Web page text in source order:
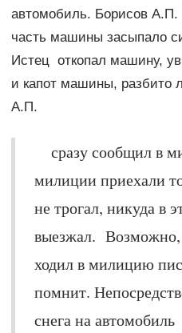
автомобиль. Борисов
часть машины засыпало
Истец откопал машину,
и капот машины, разбито
А.П.
сразу сообщил в
милиции приехали
не трогал, никуда в
выезжал.
ходил в милицию
помнит.
снега на